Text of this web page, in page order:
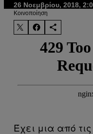
26 Νοεμβρίου, 2018,
Kοινοποίηση
Έχει μια από